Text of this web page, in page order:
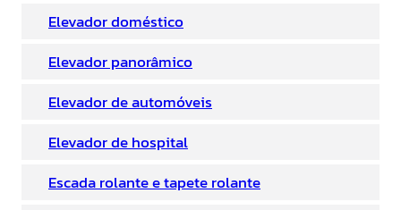
Elevador doméstico
Elevador panorâmico
Elevador de automóveis
Elevador de hospital
Escada rolante e tapete rolante